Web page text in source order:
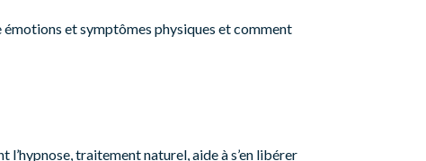
émotions et symptômes physiques et comment
traitement naturel, aide à s’en libérer